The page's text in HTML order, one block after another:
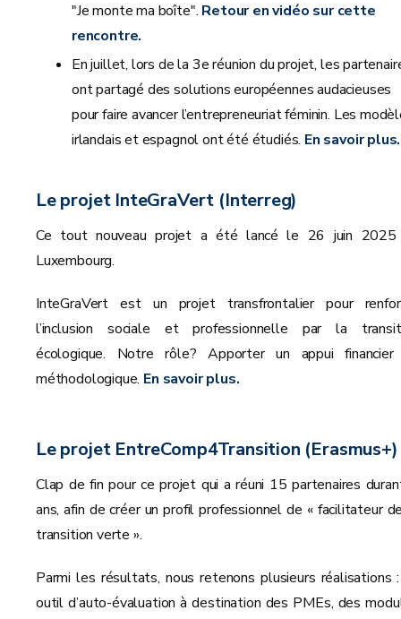
"Je monte ma boîte". Retour en vidéo sur cette
rencontre.
En juillet, lors de la 3e réunion du projet, les
ont partagé des solutions européennes audacieuses
pour faire avancer l’entrepreneuriat féminin. Les
irlandais et espagnol ont été étudiés. En savoir plus.
Le projet InteGraVert (Interreg)
Ce tout nouveau projet a été lancé le 26 juin 2025
Luxembourg.
InteGraVert est un projet transfrontalier pour
l’inclusion sociale et professionnelle par la
écologique. Notre rôle? Apporter un appui
méthodologique. En savoir plus.
Le projet EntreComp4Transition (Erasmus+)
Clap de fin pour ce projet qui a réuni 15 partenaires
ans, afin de créer un profil professionnel de « facilitateur
transition verte ».
Parmi les résultats, nous retenons plusieurs réalisations
outil d’auto-évaluation à destination des PMEs, des